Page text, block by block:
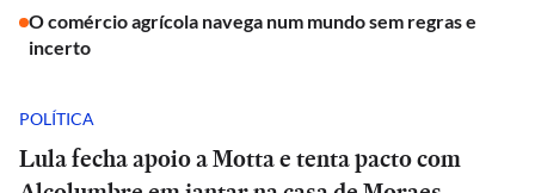
O comércio agrícola navega num mundo sem regras e
incerto
POLÍTICA
Lula fecha apoio a Motta e tenta pacto com